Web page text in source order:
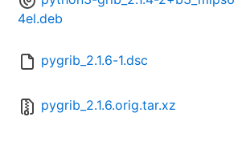
4el.deb
pygrib_2.1.6-1.dsc
pygrib_2.1.6.orig.tar.xz